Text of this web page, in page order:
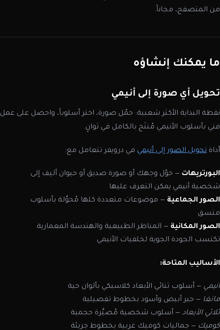
من المتصفح، مجاناً.
ما يمكنك إنشاؤه
تحويل أي صورة إلى أنيمي
نقطة البداية الأكثر شعبية: حمّل صورة، اختر أسلوباً، واحصل على عمل
فني بأسلوب الأنيمي مُنتَج بالكامل في ثوانٍ.
أداة تحويل الصور إلى أنيمي في درويفر تتعامل مع:
البورتريهات — حوّل وجهك أو صورة صديق أو حيوان أليف إلى
شخصية أنيمي يمكن التعرف عليها
الصور الجماعية — موضوعات متعددة كلها مُحوَّلة بأسلوب
متسق
الصور المكانية — المناظر الطبيعية والهندسة المعمارية
تكتسب الجودة الجوية لخلفيات الأنيمي
الأساليب المتاحة:
أنيمي — أسلوب ثنائي الأبعاد كلاسيكي بألوان حية
مانغا — حبر أبيض وأسود بخطوط تفصيلية
ثلاثي الأبعاد — أسلوب شخصية مُصيَّرة حجمية
كوميك — جماليات كوميك غربية بخطوط جريئة